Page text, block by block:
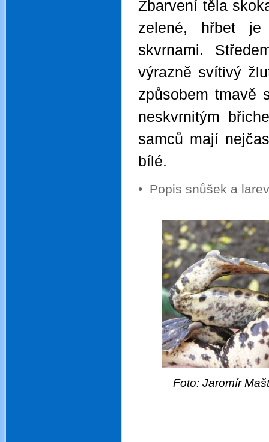
Zbarvení těla
zelené, hřbet je
skvrnami.
výrazně svítivý
způsobem tmavě
neskvrnitým
samců mají
bílé.
• Popis snůšek a
Foto: